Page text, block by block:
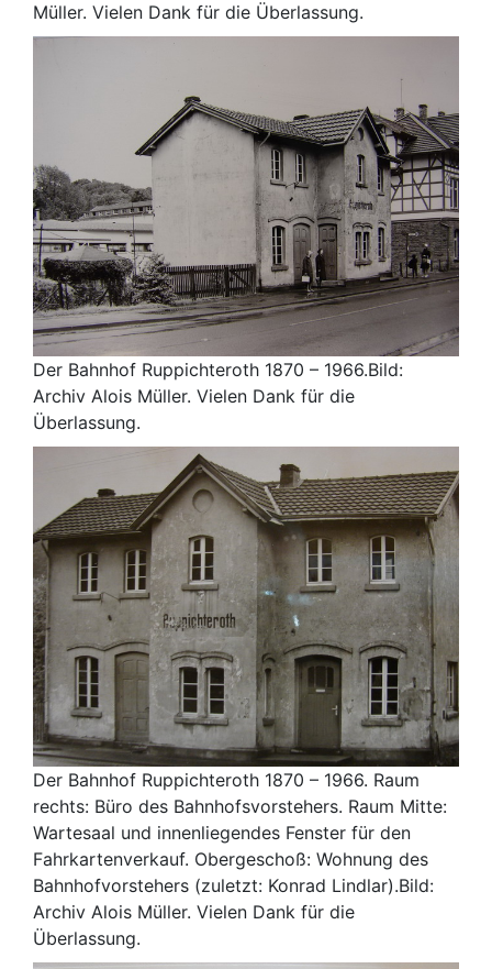
Müller. Vielen Dank für die Überlassung.
Der Bahnhof Ruppichteroth 1870 – 1966.Bild:
Archiv Alois Müller. Vielen Dank für die
Überlassung.
Der Bahnhof Ruppichteroth 1870 – 1966. Raum
rechts: Büro des Bahnhofsvorstehers. Raum Mitte:
Wartesaal und innenliegendes Fenster für den
Fahrkartenverkauf. Obergeschoß: Wohnung des
Bahnhofvorstehers (zuletzt: Konrad Lindlar).Bild:
Archiv Alois Müller. Vielen Dank für die
Überlassung.